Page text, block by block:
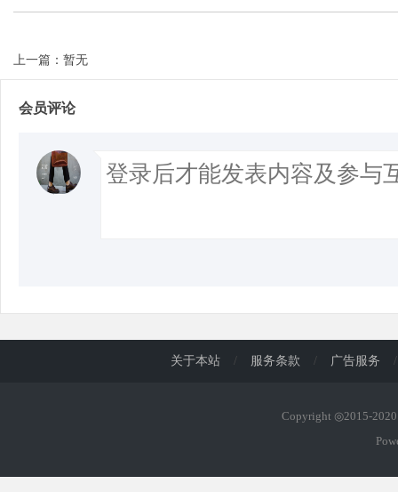
上一篇：暂无
会员评论
关于本站 / 服务条款 / 广告服务 /
Copyright ◎2015-